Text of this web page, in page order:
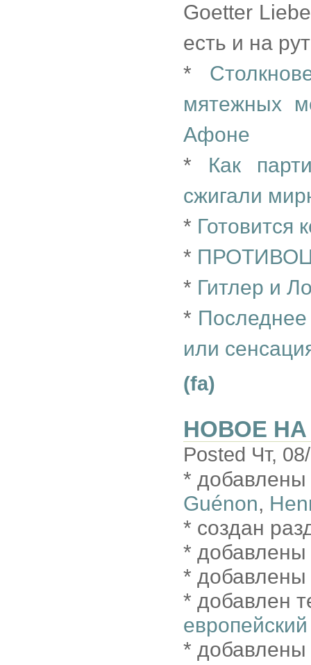
Goetter
есть и на
*
мятежных
Афоне
* Как
сжигали
* Готовится
*
* Гитлер и
*
или
(fa)
НОВОЕ НА
Posted Чт,
*
Guénon,
* создан
*
* добавлены
* добавлен
*